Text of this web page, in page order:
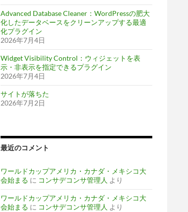
Advanced Database Cleaner：WordPressの肥大
化したデータベースをクリーンアップする最適
化プラグイン
2026年7月4日
Widget Visibility Control：ウィジェットを表
示・非表示を指定できるプラグイン
2026年7月4日
サイトが落ちた
2026年7月2日
最近のコメント
ワールドカップアメリカ・カナダ・メキシコ大
会始まる に コンサデコンサ管理人 より
ワールドカップアメリカ・カナダ・メキシコ大
会始まる に コンサデコンサ管理人 より